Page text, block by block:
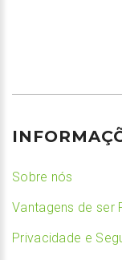
Sobre nós
Vantagens de ser
Privacidade e